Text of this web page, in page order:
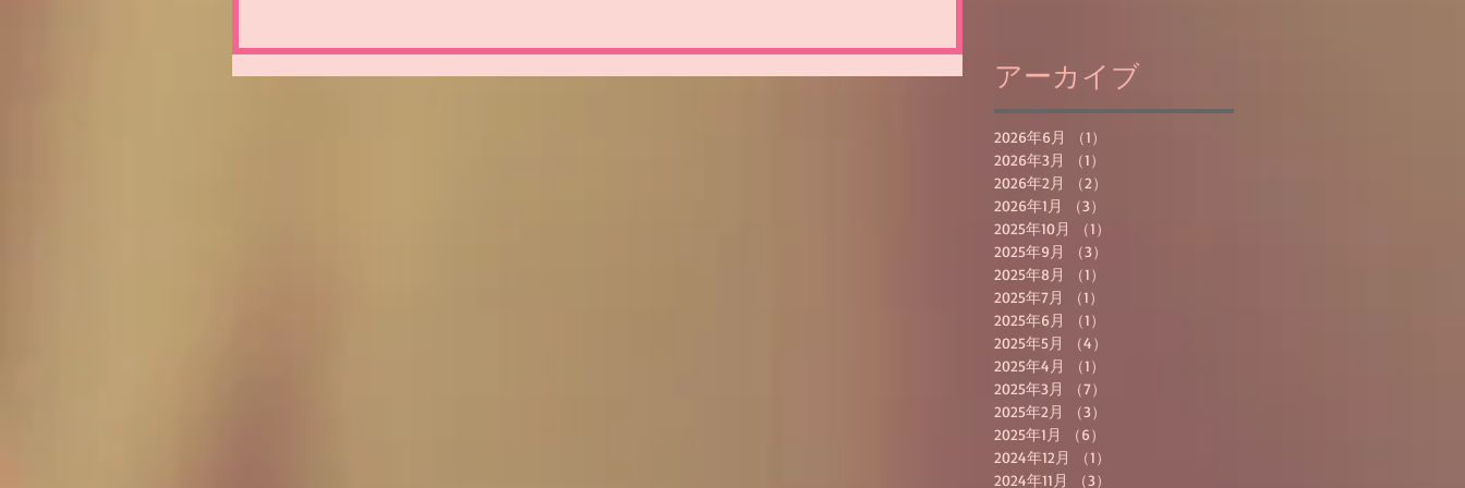
アーカイブ
2026年6月 （1）
2026年3月
（1）
2026年2月
（2）
2026年1月
（3）
2025年10月
（1）
2025年9月
（3）
2025年8月
（1）
2025年7月
（1）
2025年6月
（1）
2025年5月
（4）
2025年4月
（1）
2025年3月
（7）
2025年2月
（3）
2025年1月
（6）
2024年12月
（1）
2024年11月
（3）